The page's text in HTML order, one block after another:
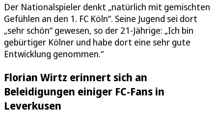
Der Nationalspieler denkt „natürlich mit gemischten
Gefühlen an den 1. FC Köln“. Seine Jugend sei dort
„sehr schön“ gewesen, so der 21-Jährige: „Ich bin
gebürtiger Kölner und habe dort eine sehr gute
Entwicklung genommen.“
Florian Wirtz erinnert sich an
Beleidigungen einiger FC-Fans in
Leverkusen